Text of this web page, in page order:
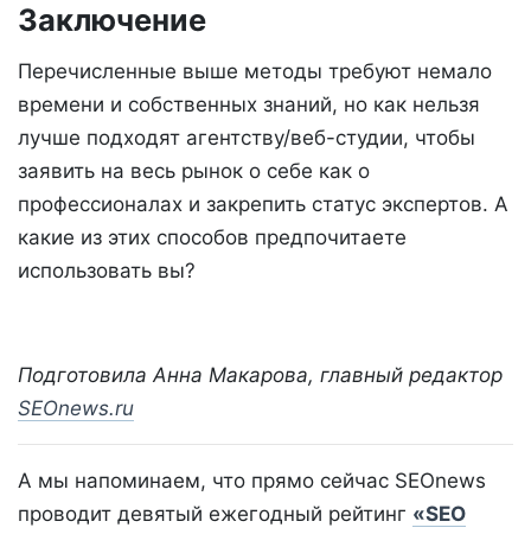
Заключение
Перечисленные выше методы требуют немало
времени и собственных знаний, но как нельзя
лучше подходят агентству/веб-студии, чтобы
заявить на весь рынок о себе как о
профессионалах и закрепить статус экспертов. А
какие из этих способов предпочитаете
использовать вы?
Подготовила Анна Макарова, главный редактор
SEOnews.ru
А мы напоминаем, что прямо сейчас SEOnews
проводит девятый ежегодный рейтинг «SEO